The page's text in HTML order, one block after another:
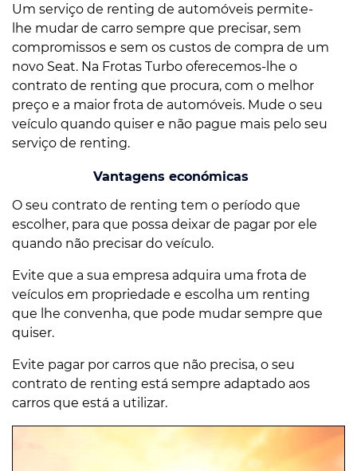
Um serviço de renting de automóveis permite-
lhe mudar de carro sempre que precisar, sem
compromissos e sem os custos de compra de um
novo Seat. Na Frotas Turbo oferecemos-lhe o
contrato de renting que procura, com o melhor
preço e a maior frota de automóveis. Mude o seu
veículo quando quiser e não pague mais pelo seu
serviço de renting.
Vantagens económicas
O seu contrato de renting tem o período que
escolher, para que possa deixar de pagar por ele
quando não precisar do veículo.
Evite que a sua empresa adquira uma frota de
veículos em propriedade e escolha um renting
que lhe convenha, que pode mudar sempre que
quiser.
Evite pagar por carros que não precisa, o seu
contrato de renting está sempre adaptado aos
carros que está a utilizar.